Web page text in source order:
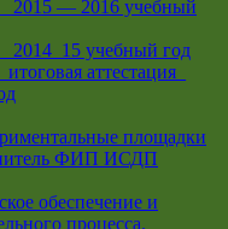
— 2016 учебный
2014_15 учебный год
аттестация_
площадки
ФИП ИСДП
обеспечение и
процесса.